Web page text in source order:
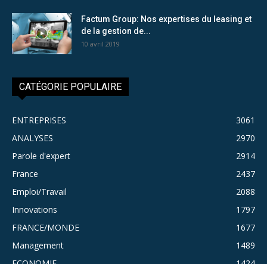
Factum Group: Nos expertises du leasing et
de la gestion de...
10 avril 2019
CATÉGORIE POPULAIRE
ENTREPRISES
3061
ANALYSES
2970
Parole d'expert
2914
France
2437
Emploi/Travail
2088
Innovations
1797
FRANCE/MONDE
1677
Management
1489